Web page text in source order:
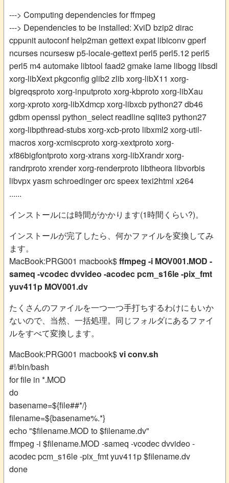
---> Computing dependencies for ffmpeg
---> Dependencies to be installed: XviD bzip2 dirac
cppunit autoconf help2man gettext expat libiconv gperf
ncurses ncursesw p5-locale-gettext perl5 perl5.12 perl5
perl5 m4 automake libtool faad2 gmake lame libogg libsdl
xorg-libXext pkgconfig glib2 zlib xorg-libX11 xorg-
bigreqsproto xorg-inputproto xorg-kbproto xorg-libXau
xorg-xproto xorg-libXdmcp xorg-libxcb python27 db46
gdbm openssl python_select readline sqlite3 python27
xorg-libpthread-stubs xorg-xcb-proto libxml2 xorg-util-
macros xorg-xcmiscproto xorg-xextproto xorg-
xf86bigfontproto xorg-xtrans xorg-libXrandr xorg-
randrproto xrender xorg-renderproto libtheora libvorbis
libvpx yasm schroedinger orc speex texi2html x264
......
インストールには時間がかかります(1時間くらい?)。
インストールが完了したら、何かファイルを変換してみ
ます。
MacBook:PRG001 macbook$ffmpeg -i MOV001.MOD -
sameq -vcodec dvvideo -acodec pcm_s16le -pix_fmt
yuv411p MOV001.dv
たくさんのファイルを一つ一つ手打ちするわけにもいか
ないので、当然、一括処理。同じフォルダにあるファイ
ルをすべて変換します。
MacBook:PRG001 macbook$vi conv.sh
#!/bin/bash
for file in *.MOD
do
basename=${file##*/}
filename=${basename%.*}
echo "$filename.MOD to $filename.dv"
ffmpeg -i $filename.MOD -sameq -vcodec dvvideo -
acodec pcm_s16le -pix_fmt yuv411p $filename.dv
done